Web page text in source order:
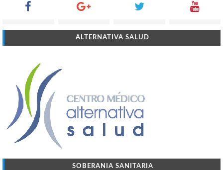
ALTERNATIVA SALUD
SOBERANIA SANITARIA